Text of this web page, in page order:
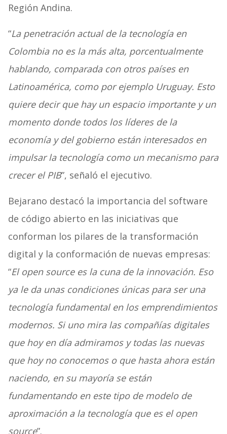
Región Andina.
“La penetración actual de la tecnología en
Colombia no es la más alta, porcentualmente
hablando, comparada con otros países en
Latinoamérica, como por ejemplo Uruguay. Esto
quiere decir que hay un espacio importante y un
momento donde todos los líderes de la
economía y del gobierno están interesados en
impulsar la tecnología como un mecanismo para
crecer el PIB”, señaló el ejecutivo.
Bejarano destacó la importancia del software
de código abierto en las iniciativas que
conforman los pilares de la transformación
digital y la conformación de nuevas empresas:
“El open source es la cuna de la innovación. Eso
ya le da unas condiciones únicas para ser una
tecnología fundamental en los emprendimientos
modernos. Si uno mira las compañías digitales
que hoy en día admiramos y todas las nuevas
que hoy no conocemos o que hasta ahora están
naciendo, en su mayoría se están
fundamentando en este tipo de modelo de
aproximación a la tecnología que es el open
source”.